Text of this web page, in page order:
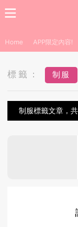
Home APP限定內容!
標籤： 制服
制服標籤文章，